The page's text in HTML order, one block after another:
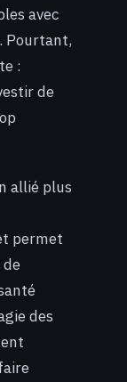
avec
Pourtant,
:
de
allié plus
permet
de
des